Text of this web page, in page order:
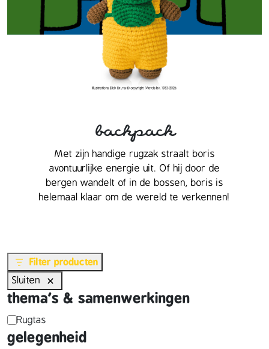
backpack
Met zijn handige rugzak straalt boris
avontuurlijke energie uit. Of hij door de
bergen wandelt of in de bossen, boris is
helemaal klaar om de wereld te verkennen!
Filter producten
Sluiten
thema's & samenwerkingen
t
h
Rugtas
gelegenheid